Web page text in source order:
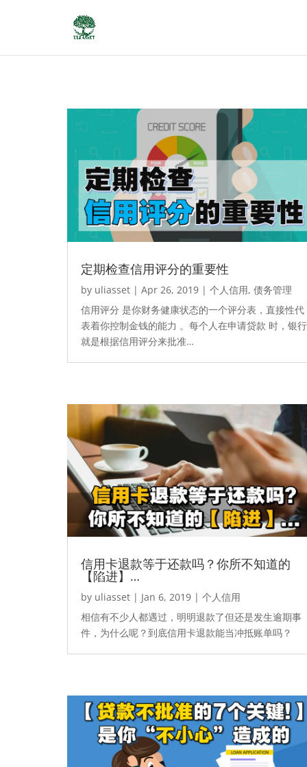
定期检查信用评分的重要性
by uliasset | Apr 26, 2019 | 个人信用, 债务管理
信用评分 是你财务健康状态的一个评分表，直接性代
表着你控制金钱的能力 。每个人在申请贷款 时，银行
就是根据信用评分来批准…
信用卡退款等于还款吗？你所不知道的
【陷进】…
by uliasset | Jan 6, 2019 | 个人信用
相信有不少人都遇过，明明退款了但还是发生逾期事
件，为什么呢？到底信用卡退款能当冲抵账单吗？